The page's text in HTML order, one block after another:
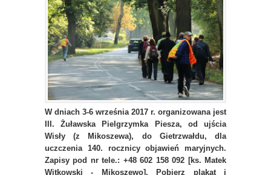
W dniach 3-6 września 2017 r. organizowana jest
III. Żuławska Pielgrzymka Piesza, od ujścia
Wisły (z Mikoszewa), do Gietrzwałdu, dla
uczczenia 140. rocznicy objawień maryjnych.
Zapisy pod nr tele.: +48 602 158 092 [ks. Matek
Witkowski - Mikoszewo]. Pobierz plakat i